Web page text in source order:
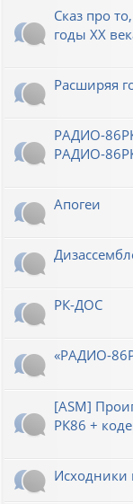
Сказ про
годы XX
Расширяя
РАДИО-
РАДИО-
Апогеи
РК-ДОС
«РАДИО-
[ASM]
РК86 +
Исходники